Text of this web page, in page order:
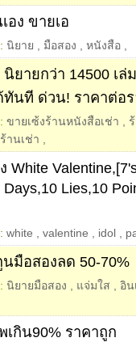
อง ขายเอ
นิยาย มือสอง หนังสือ
ยายกว่า 14500 เ
ทันที ด่วน! ราคาต่อ
ขายเซ้งร้านหนังสือเช่า
านเช่า
Lies,10
white valentine idol
มือสองลด 50-70%
นิยายมือสอง แจ่มใส
อิน
กิน90% ราคาถูก